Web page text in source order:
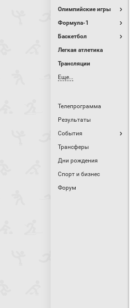
Олимпийские игры
Формула-1
Баскетбол
Легкая атлетика
Трансляции
Еще...
Телепрограмма
Результаты
События
Трансферы
Дни рождения
Спорт и бизнес
Форум